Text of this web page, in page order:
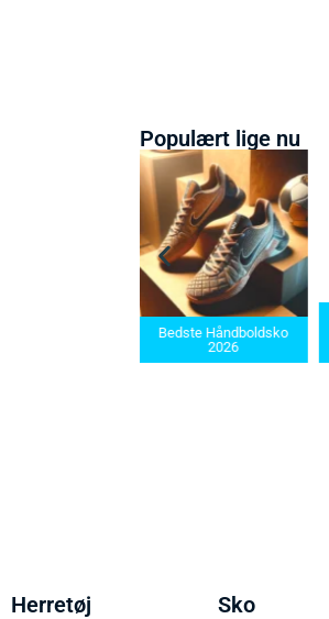
Populært lige nu
Bedste Håndboldsko
2026
Herretøj Sko